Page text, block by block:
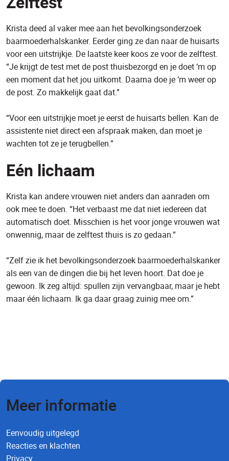
Krista deed al vaker mee aan het bevolkingsonderzoek
baarmoederhalskanker. Eerder ging ze dan naar de huisarts
voor een uitstrijkje. De laatste keer koos ze voor de zelftest.
“Je krijgt de test met de post thuisbezorgd en je doet ‘m op
een moment dat het jou uitkomt. Daarna doe je ‘m weer op
de post. Zo makkelijk gaat dat.”
“Voor een uitstrijkje moet je eerst de huisarts bellen. Kan de
assistente niet direct een afspraak maken, dan moet je
wachten tot ze je terugbellen.”
Eén lichaam
Krista kan andere vrouwen niet anders dan aanraden om
ook mee te doen. “Het verbaast me dat niet iedereen dat
automatisch doet. Misschien is het voor jonge vrouwen wat
onwennig, maar de zelftest thuis is zo gedaan.”
“Zelf zie ik het bevolkingsonderzoek baarmoederhalskanker
als een van de dingen die bij het leven hoort. Dat doe je
gewoon. Ik zeg altijd: spullen zijn vervangbaar, maar je hebt
maar één lichaam. Ik ga daar graag zuinig mee om.”
Meer informatie
Eenvoudig uitgelegd
Reacties en klachten
Privacy